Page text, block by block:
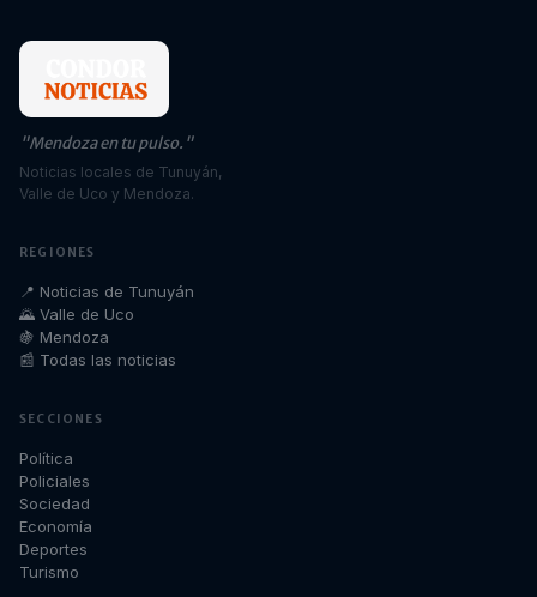
"Mendoza en tu pulso."
Noticias locales de Tunuyán,
Valle de Uco y Mendoza.
REGIONES
📍 Noticias de Tunuyán
🌄 Valle de Uco
🍇 Mendoza
📰 Todas las noticias
SECCIONES
Política
Policiales
Sociedad
Economía
Deportes
Turismo